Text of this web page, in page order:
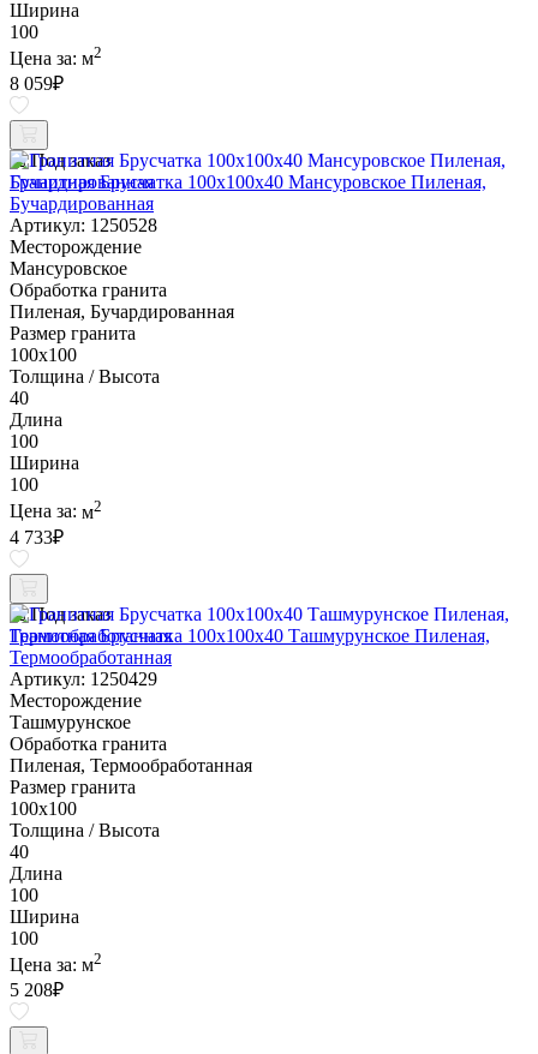
Ширина
100
Цена за: м2
8 059₽
Под заказ
Гранитная Брусчатка 100х100x40 Мансуровское Пиленая,
Бучардированная
Артикул: 1250528
Месторождение
Мансуровское
Обработка гранита
Пиленая, Бучардированная
Размер гранита
100х100
Толщина / Высота
40
Длина
100
Ширина
100
Цена за: м2
4 733₽
Под заказ
Гранитная Брусчатка 100х100x40 Ташмурунское Пиленая,
Термообработанная
Артикул: 1250429
Месторождение
Ташмурунское
Обработка гранита
Пиленая, Термообработанная
Размер гранита
100х100
Толщина / Высота
40
Длина
100
Ширина
100
Цена за: м2
5 208₽